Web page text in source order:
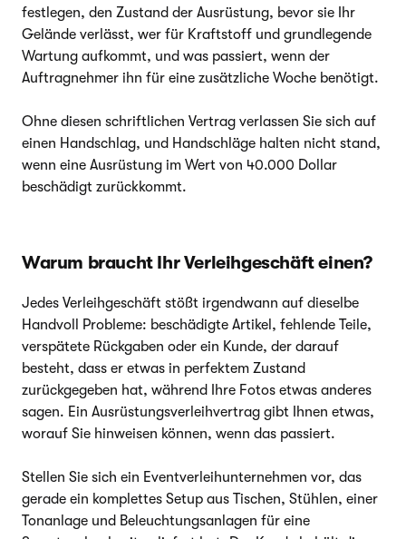
festlegen, den Zustand der Ausrüstung, bevor sie Ihr
Gelände verlässt, wer für Kraftstoff und grundlegende
Wartung aufkommt, und was passiert, wenn der
Auftragnehmer ihn für eine zusätzliche Woche benötigt.
Ohne diesen schriftlichen Vertrag verlassen Sie sich auf
einen Handschlag, und Handschläge halten nicht stand,
wenn eine Ausrüstung im Wert von 40.000 Dollar
beschädigt zurückkommt.
Warum braucht Ihr Verleihgeschäft einen?
Jedes Verleihgeschäft stößt irgendwann auf dieselbe
Handvoll Probleme: beschädigte Artikel, fehlende Teile,
verspätete Rückgaben oder ein Kunde, der darauf
besteht, dass er etwas in perfektem Zustand
zurückgegeben hat, während Ihre Fotos etwas anderes
sagen. Ein Ausrüstungsverleihvertrag gibt Ihnen etwas,
worauf Sie hinweisen können, wenn das passiert.
Stellen Sie sich ein Eventverleihunternehmen vor, das
gerade ein komplettes Setup aus Tischen, Stühlen, einer
Tonanlage und Beleuchtungsanlagen für eine